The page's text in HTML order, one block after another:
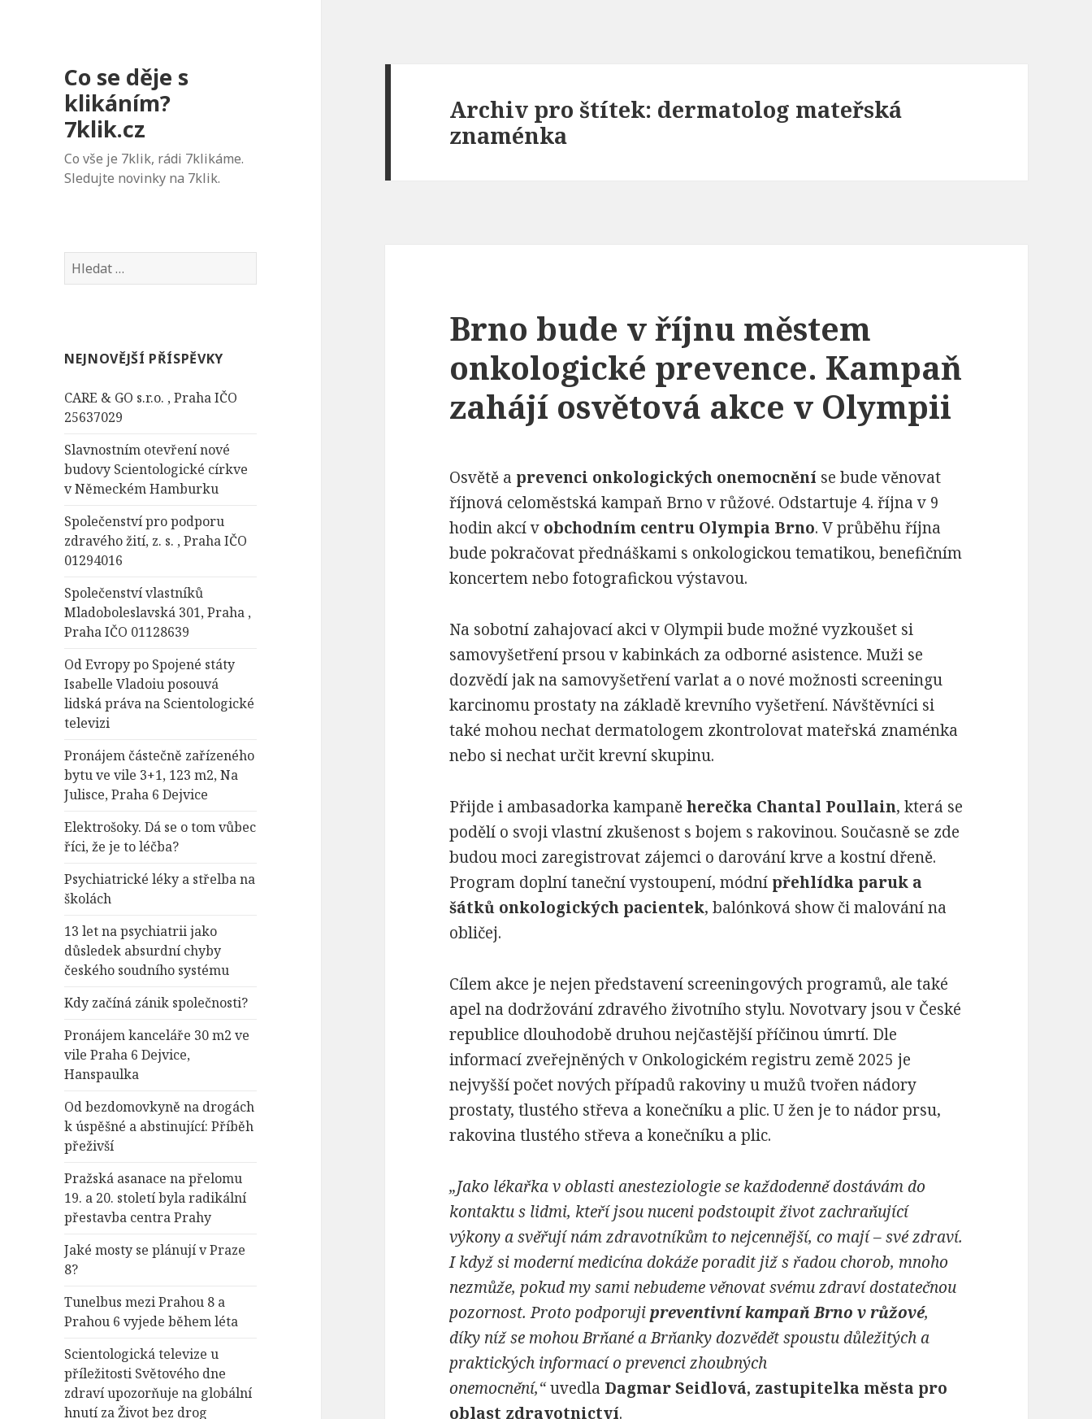
Co se děje s
klikáním?
7klik.cz
Co vše je 7klik, rádi 7klikáme.
Sledujte novinky na 7klik.
V
y
d
v
á
í
NEJNOVĚJŠÍ PŘÍSPĚVKY
CARE & GO s.r.o. , Praha IČO
25637029
Slavnostním otevření nové
budovy Scientologické církve
v Německém Hamburku
Společenství pro podporu
zdravého žití, z. s. , Praha IČO
01294016
Společenství vlastníků
Mladoboleslavská 301, Praha ,
Praha IČO 01128639
Od Evropy po Spojené státy
Isabelle Vladoiu posouvá
lidská práva na Scientologické
televizi
Pronájem částečně zařízeného
bytu ve vile 3+1, 123 m2, Na
Julisce, Praha 6 Dejvice
Elektrošoky. Dá se o tom vůbec
říci, že je to léčba?
Psychiatrické léky a střelba na
školách
13 let na psychiatrii jako
důsledek absurdní chyby
českého soudního systému
Kdy začíná zánik společnosti?
Pronájem kanceláře 30 m2 ve
vile Praha 6 Dejvice,
Hanspaulka
Od bezdomovkyně na drogách
k úspěšné a abstinující: Příběh
přeživší
Pražská asanace na přelomu
19. a 20. století byla radikální
přestavba centra Prahy
Jaké mosty se plánují v Praze
8?
Tunelbus mezi Prahou 8 a
Prahou 6 vyjede během léta
Scientologická televize u
příležitosti Světového dne
zdraví upozorňuje na globální
hnutí za Život bez drog
Archiv pro štítek: dermatolog mateřská
znaménka
Brno bude v říjnu městem
onkologické prevence. Kampaň
zahájí osvětová akce v Olympii
Osvětě a prevenci onkologických onemocnění se bude věnovat
říjnová celoměstská kampaň Brno v růžové. Odstartuje 4. října v 9
hodin akcí v obchodním centru Olympia Brno. V průběhu října
bude pokračovat přednáškami s onkologickou tematikou, benefičním
koncertem nebo fotografickou výstavou.
Na sobotní zahajovací akci v Olympii bude možné vyzkoušet si
samovyšetření prsou v kabinkách za odborné asistence. Muži se
dozvědí jak na samovyšetření varlat a o nové možnosti screeningu
karcinomu prostaty na základě krevního vyšetření. Návštěvníci si
také mohou nechat dermatologem zkontrolovat mateřská znaménka
nebo si nechat určit krevní skupinu.
Přijde i ambasadorka kampaněherečka Chantal Poullain, která se
podělí o svoji vlastní zkušenost s bojem s rakovinou. Současně se zde
budou moci zaregistrovat zájemci o darování krve a kostní dřeně.
Program doplní taneční vystoupení, módní přehlídka paruk a
šátků onkologických pacientek, balónková show či malování na
obličej.
Cílem akce je nejen představení screeningových programů, ale také
apel na dodržování zdravého životního stylu. Novotvary jsou v České
republice dlouhodobě druhou nejčastější příčinou úmrtí. Dle
informací zveřejněných v Onkologickém registru země 2025 je
nejvyšší počet nových případů rakoviny u mužů tvořen nádory
prostaty, tlustého střeva a konečníku a plic. U žen je to nádor prsu,
rakovina tlustého střeva a konečníku a plic.
„Jako lékařka v oblasti anesteziologie se každodenně dostávám do
kontaktu s lidmi, kteří jsou nuceni podstoupit život zachraňující
výkony a svěřují nám zdravotníkům to nejcennější, co mají – své zdraví.
I když si moderní medicína dokáže poradit již s řadou chorob, mnoho
nezmůže, pokud my sami nebudeme věnovat svému zdraví dostatečnou
pozornost. Proto podporujipreventivní kampaň Brno v růžové,
díky níž se mohou Brňané a Brňanky dozvědět spoustu důležitých a
praktických informací o prevenci zhoubných
onemocnění,“uvedla Dagmar Seidlová, zastupitelka města pro
oblast zdravotnictví.